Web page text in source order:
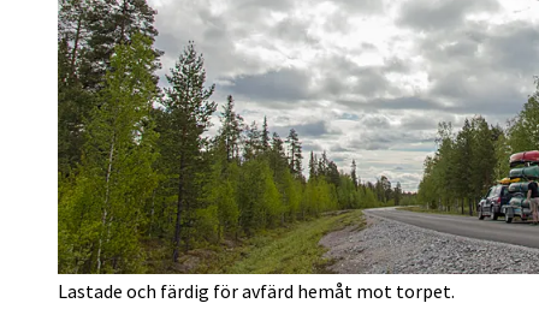
Lastade och färdig för avfärd hemåt mot torpet.